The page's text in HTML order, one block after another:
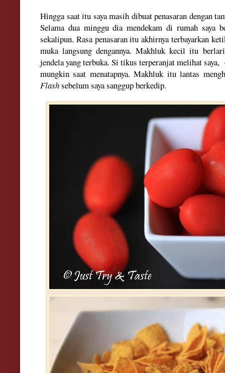
Hingga saatitu sayamasih dibuat penasaran denganta
Selama dua minggu dia mendekam di rumah saya
sekalipun. Rasapenasaranitu akhirnya terbayarkan
muka langsung dengannya. Makhluk kecilitu
jendela yang terbuka. Si tikus terperanjatmelihat saya,
mungkin saat menatapnya. Makhluk itulantas
Flashsebelum saya sanggup berkedip.